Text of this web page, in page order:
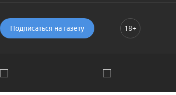
Подписаться на газету 18+